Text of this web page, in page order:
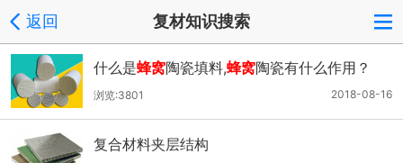
返回 复材知识搜索
什么是蜂窝陶瓷填料,蜂窝陶瓷有什么作用？
2018-08-16
浏览:3801
复合材料夹层结构